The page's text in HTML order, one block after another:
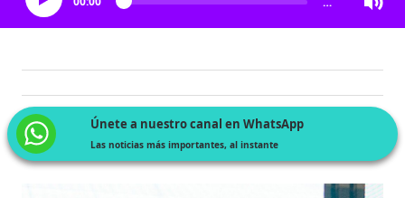
Únete a nuestro canal en WhatsApp
Las noticias más importantes, al instante